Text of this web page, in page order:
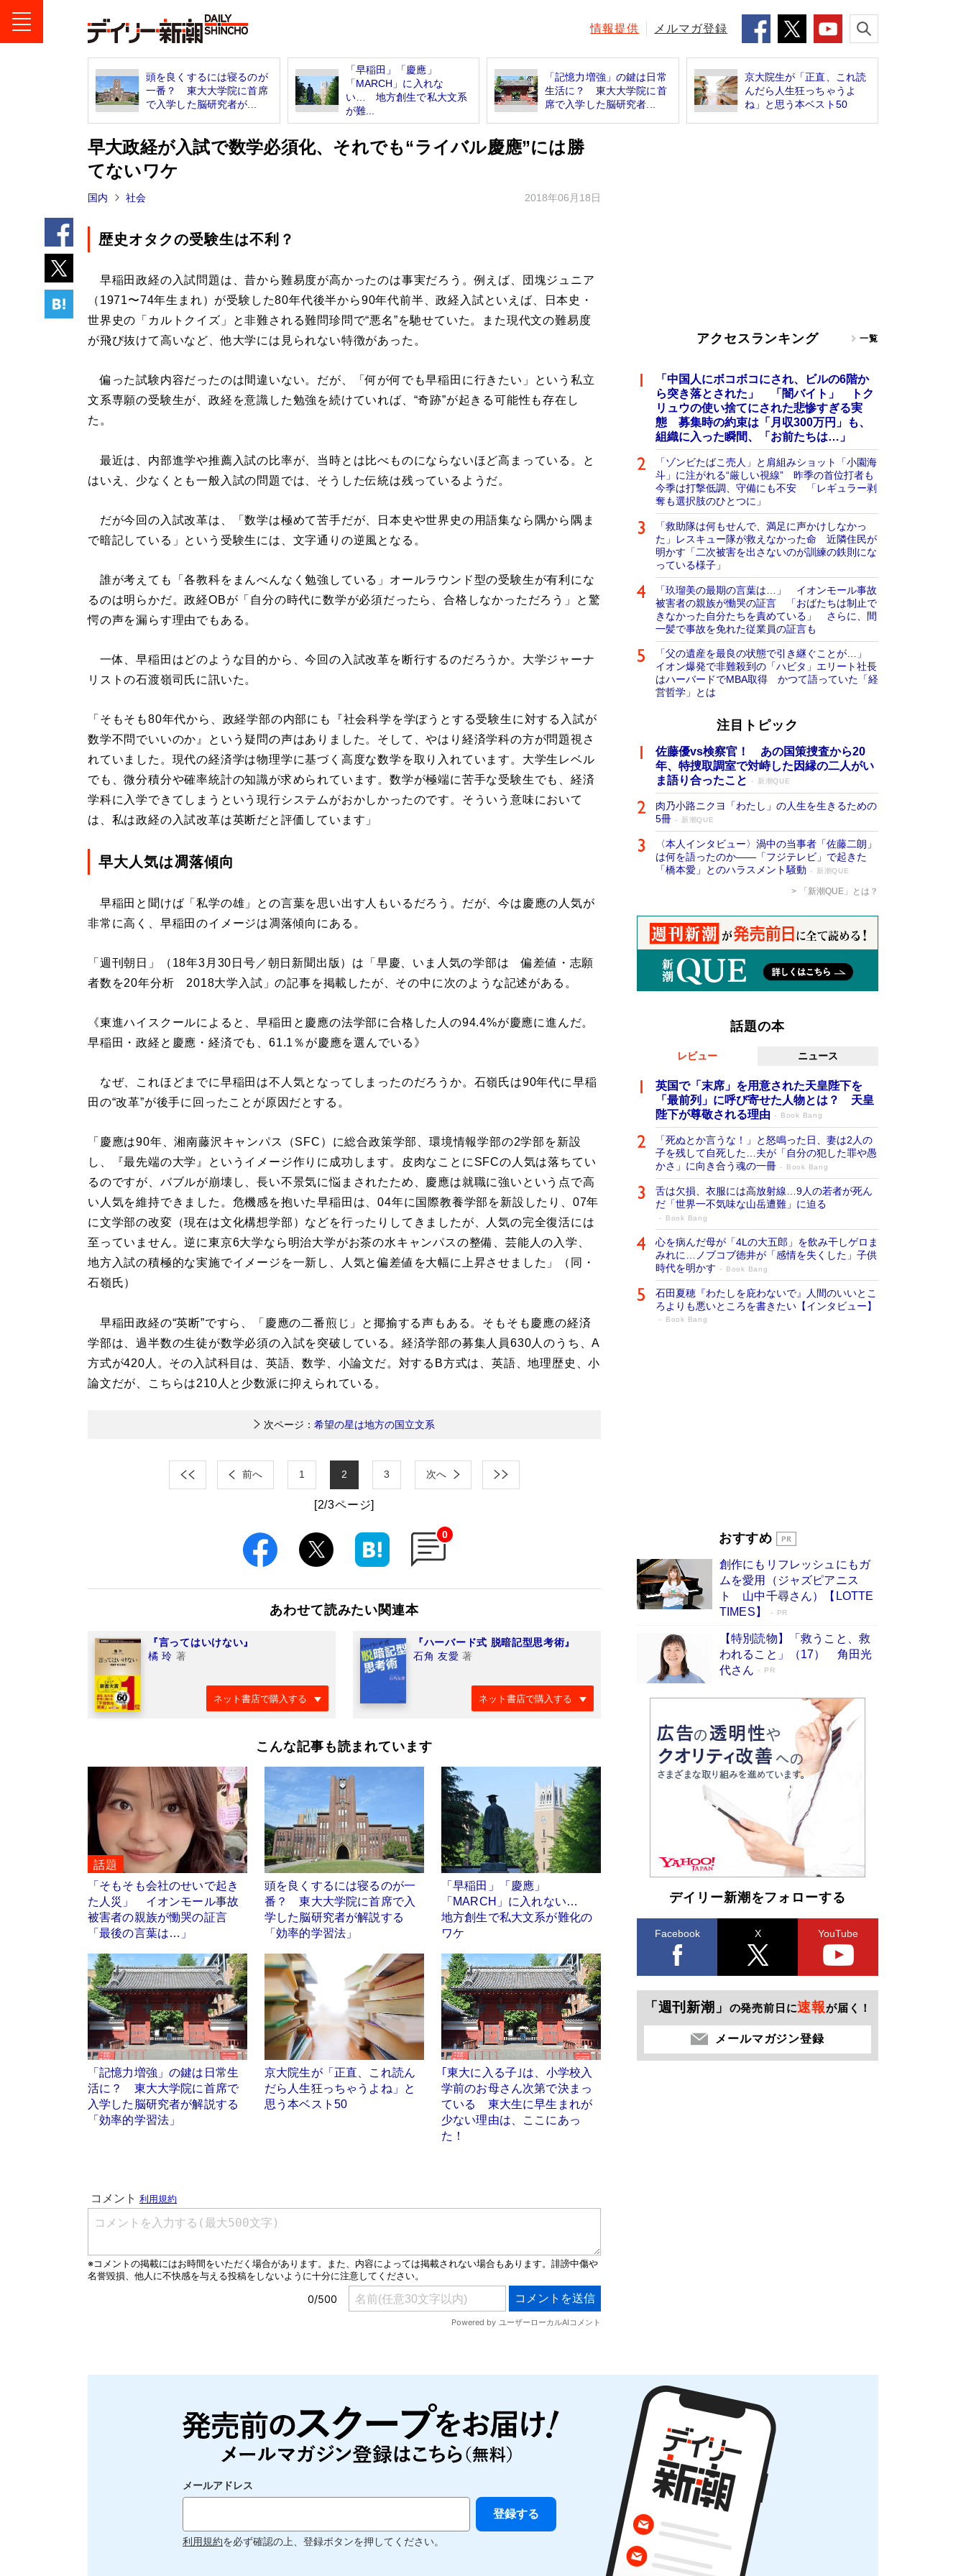
情報提供 メルマガ登録
頭を良くするには寝るのが
一番？ 東大大学院に首席
で入学した脳研究者が...
「早稲田」「慶應」
「MARCH」に入れな
い… 地方創生で私大文系
が難...
「記憶力増強」の鍵は日常
生活に？ 東大大学院に首
席で入学した脳研究者...
京大院生が「正直、これ読
んだら人生狂っちゃうよ
ね」と思う本ベスト50
早大政経が入試で数学必須化、それでも“ライバル慶應”には勝
てないワケ
国内 社会 2018年06月18日
歴史オタクの受験生は不利？
早稲田政経の入試問題は、昔から難易度が高かったのは事実だろう。例えば、団塊ジュニア
（1971〜74年生まれ）が受験した80年代後半から90年代前半、政経入試といえば、日本史・
世界史の「カルトクイズ」と非難される難問珍問で“悪名”を馳せていた。また現代文の難易度
が飛び抜けて高いなど、他大学には見られない特徴があった。
偏った試験内容だったのは間違いない。だが、「何が何でも早稲田に行きたい」という私立
文系専願の受験生が、政経を意識した勉強を続けていれば、“奇跡”が起きる可能性も存在し
た。
最近は、内部進学や推薦入試の比率が、当時とは比べものにならないほど高まっている。と
はいえ、少なくとも一般入試の問題では、そうした伝統は残っているようだ。
だが今回の入試改革は、「数学は極めて苦手だが、日本史や世界史の用語集なら隅から隅ま
で暗記している」という受験生には、文字通りの逆風となる。
誰が考えても「各教科をまんべんなく勉強している」オールラウンド型の受験生が有利にな
るのは明らかだ。政経OBが「自分の時代に数学が必須だったら、合格しなかっただろう」と驚
愕の声を漏らす理由でもある。
一体、早稲田はどのような目的から、今回の入試改革を断行するのだろうか。大学ジャーナ
リストの石渡嶺司氏に訊いた。
「そもそも80年代から、政経学部の内部にも『社会科学を学ぼうとする受験生に対する入試が
数学不問でいいのか』という疑問の声はありました。そして、やはり経済学科の方が問題視さ
れていました。現代の経済学は物理学に基づく高度な数学を取り入れています。大学生レベル
でも、微分積分や確率統計の知識が求められています。数学が極端に苦手な受験生でも、経済
学科に入学できてしまうという現行システムがおかしかったのです。そういう意味において
は、私は政経の入試改革は英断だと評価しています」
早大人気は凋落傾向
早稲田と聞けば「私学の雄」との言葉を思い出す人もいるだろう。だが、今は慶應の人気が
非常に高く、早稲田のイメージは凋落傾向にある。
「週刊朝日」（18年3月30日号／朝日新聞出版）は「早慶、いま人気の学部は 偏差値・志願
者数を20年分析 2018大学入試」の記事を掲載したが、その中に次のような記述がある。
《東進ハイスクールによると、早稲田と慶應の法学部に合格した人の94.4%が慶應に進んだ。
早稲田・政経と慶應・経済でも、61.1％が慶應を選んでいる》
なぜ、これほどまでに早稲田は不人気となってしまったのだろうか。石嶺氏は90年代に早稲
田の“改革”が後手に回ったことが原因だとする。
「慶應は90年、湘南藤沢キャンパス（SFC）に総合政策学部、環境情報学部の2学部を新設
し、『最先端の大学』というイメージ作りに成功します。皮肉なことにSFCの人気は落ちてい
るのですが、バブルが崩壊し、長い不景気に悩まされたため、慶應は就職に強いという点で高
い人気を維持できました。危機感を抱いた早稲田は、04年に国際教養学部を新設したり、07年
に文学部の改変（現在は文化構想学部）などを行ったりしてきましたが、人気の完全復活には
至っていません。逆に東京6大学なら明治大学がお茶の水キャンパスの整備、芸能人の入学、
地方入試の積極的な実施でイメージを一新し、人気と偏差値を大幅に上昇させました」（同・
石嶺氏）
早稲田政経の“英断”ですら、「慶應の二番煎じ」と揶揄する声もある。そもそも慶應の経済
学部は、過半数の生徒が数学必須の入試を突破している。経済学部の募集人員630人のうち、A
方式が420人。その入試科目は、英語、数学、小論文だ。対するB方式は、英語、地理歴史、小
論文だが、こちらは210人と少数派に抑えられている。
次ページ： 希望の星は地方の国立文系
前へ 1 2 3 次へ
[2/3ページ]
0
あわせて読みたい関連本
『言ってはいけない』
橘 玲 著
ネット書店で購入する
『ハーバード式 脱暗記型思考術』
石角 友愛 著
ネット書店で購入する
こんな記事も読まれています
話題
「そもそも会社のせいで起き
た人災」 イオンモール事故
被害者の親族が慟哭の証言
「最後の言葉は…」
頭を良くするには寝るのが一
番？ 東大大学院に首席で入
学した脳研究者が解説する
「効率的学習法」
「早稲田」「慶應」
「MARCH」に入れない…
地方創生で私大文系が難化の
ワケ
「記憶力増強」の鍵は日常生
活に？ 東大大学院に首席で
入学した脳研究者が解説する
「効率的学習法」
京大院生が「正直、これ読ん
だら人生狂っちゃうよね」と
思う本ベスト50
｢東大に入る子｣は、小学校入
学前のお母さん次第で決まっ
ている 東大生に早生まれが
少ない理由は、ここにあっ
た！
アクセスランキング 一覧
「中国人にボコボコにされ、ビルの6階か
ら突き落とされた」 「闇バイト」 トク
リュウの使い捨てにされた悲惨すぎる実
態 募集時の約束は「月収300万円」も、
組織に入った瞬間、「お前たちは…」
「ゾンビたばこ売人」と肩組みショット「小園海
斗」に注がれる“厳しい視線” 昨季の首位打者も
今季は打撃低調、守備にも不安 「レギュラー剥
奪も選択肢のひとつに」
「救助隊は何もせんで、満足に声かけしなかっ
た」レスキュー隊が救えなかった命 近隣住民が
明かす「二次被害を出さないのが訓練の鉄則にな
っている様子」
「玖瑠美の最期の言葉は…」 イオンモール事故
被害者の親族が慟哭の証言 「おばたちは制止で
きなかった自分たちを責めている」 さらに、間
一髪で事故を免れた従業員の証言も
「父の遺産を最良の状態で引き継ぐことが…」
イオン爆発で非難殺到の「ハビタ」エリート社長
はハーバードでMBA取得 かつて語っていた「経
営哲学」とは
注目トピック
佐藤優vs検察官！ あの国策捜査から20
年、特捜取調室で対峙した因縁の二人がい
ま語り合ったこと
新潮QUE
肉乃小路ニクヨ「わたし」の人生を生きるための
5冊
新潮QUE
〈本人インタビュー〉渦中の当事者「佐藤二朗」
は何を語ったのか――「フジテレビ」で起きた
「橋本愛」とのハラスメント騒動
新潮QUE
「新潮QUE」とは？
話題の本
レビュー ニュース
英国で「末席」を用意された天皇陛下を
「最前列」に呼び寄せた人物とは？ 天皇
陛下が尊敬される理由
Book Bang
「死ぬとか言うな！」と怒鳴った日、妻は2人の
子を残して自死した…夫が「自分の犯した罪や愚
かさ」に向き合う魂の一冊
Book Bang
舌は欠損、衣服には高放射線…9人の若者が死ん
だ「世界一不気味な山岳遭難」に迫る
Book Bang
心を病んだ母が「4Lの大五郎」を飲み干しゲロま
みれに…ノブコブ徳井が「感情を失くした」子供
時代を明かす
Book Bang
石田夏穂『わたしを庇わないで』人間のいいとこ
ろよりも悪いところを書きたい【インタビュー】
Book Bang
「『火垂るの墓』は、大嘘である」原作者が抱き
続けた“自責の念”とは…「自己憐憫は描きたくな
い」監督が徹底的にこだわったこと（後編） #
戦争の記憶
Book Bang
おすすめ
創作にもリフレッシュにもガ
ムを愛用（ジャズピアニス
ト 山中千尋さん）【LOTTE
TIMES】
PR
【特別読物】「救うこと、救
われること」（17） 角田光
代さん
PR
デイリー新潮をフォローする
Facebook X YouTube
「週刊新潮」 の発売前日に速報が届く！
メールマガジン登録
メールアドレス
利用規約を必ず確認の上、登録ボタンを押してください。